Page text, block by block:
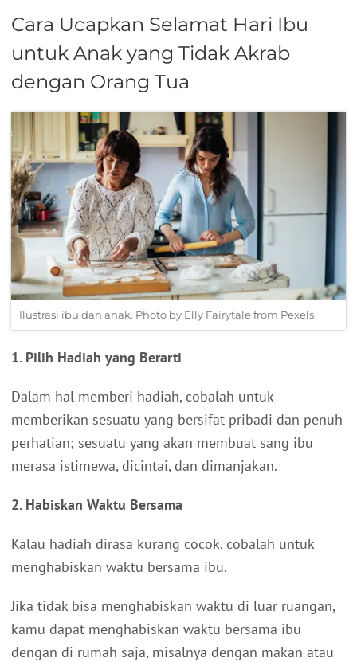
Cara Ucapkan Selamat Hari Ibu
untuk Anak yang Tidak Akrab
dengan Orang Tua
Ilustrasi ibu dan anak. Photo by Elly Fairytale from Pexels
1. Pilih Hadiah yang Berarti
Dalam hal memberi hadiah, cobalah untuk
memberikan sesuatu yang bersifat pribadi dan penuh
perhatian; sesuatu yang akan membuat sang ibu
merasa istimewa, dicintai, dan dimanjakan.
2. Habiskan Waktu Bersama
Kalau hadiah dirasa kurang cocok, cobalah untuk
menghabiskan waktu bersama ibu.
Jika tidak bisa menghabiskan waktu di luar ruangan,
kamu dapat menghabiskan waktu bersama ibu
dengan di rumah saja, misalnya dengan makan atau